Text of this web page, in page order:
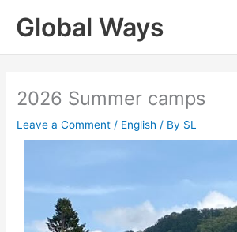
Global Ways
2026 Summer camps
Leave a Comment / English / By SL